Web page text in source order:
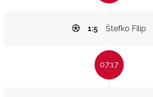
Štefko Filip
1:5
07:17